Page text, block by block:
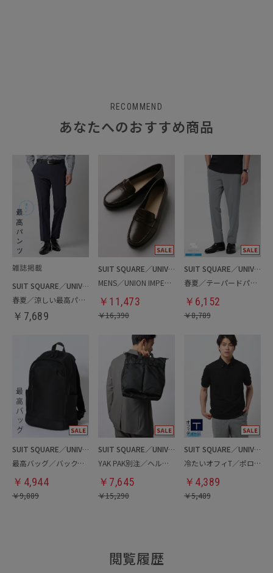
RECOMMEND
あなたへのおすすめ商品
SUIT SQUARE／UNIVERSAL LANGUAGE
春夏／涼しい最高パンツ
￥ 7,689
SUIT SQUARE／UNIVERSAL LANGUAGE
MENS／UNION IMPERIAL監修／コインローファー
￥ 11,473
￥16,390
SUIT SQUARE／UNIVERSAL LANGUAGE
春夏／テーパードパンツ
￥ 6,152
￥8,789
SUIT SQUARE／UNIVERSAL LANGUAGE
最高バッグ／バックパック
￥ 4,944
￥9,889
SUIT SQUARE／UNIVERSAL LANGUAGE
YAK PAK別注／ヘルメットバッグ
￥ 7,645
￥15,290
SUIT SQUARE／UNIVERSAL LANGUAGE
冷たいオフィT／ポロシャツ
￥ 4,389
￥5,489
閲覧履歴